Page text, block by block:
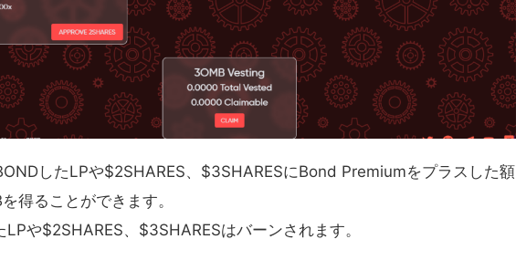
したLPや$2SHARES、$3SHARESにBond Premiumをプラスした額
得ることができます。
LPや$2SHARES、$3SHARESはバーンされます。